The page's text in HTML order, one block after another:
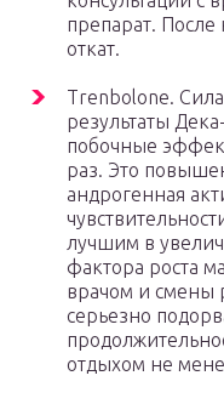
препарат.
откат.
Trenbolone.
результаты
побочные
раз. Это
андрогенная
лучшим в
фактора роста
врачом и смены
серьезно
отдыхом не